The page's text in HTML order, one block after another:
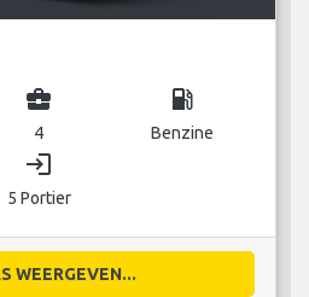
business_center
4
local_gas_station
Benzine
login
5 Portier
WEERGEVEN...